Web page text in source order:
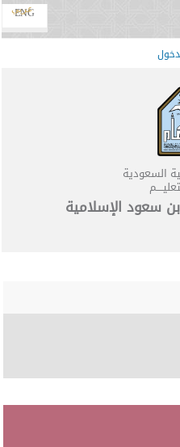
عربي
ENG
السعودية
سعود الإسلامية